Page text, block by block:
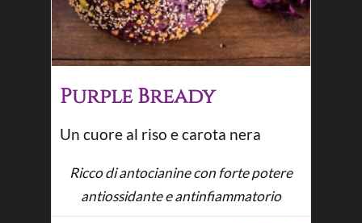
Purple Bready
Un cuore al riso e carota nera
Ricco di antocianine con forte potere
antiossidante e antinfiammatorio